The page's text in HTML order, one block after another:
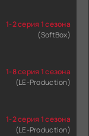
1-2 серия 1 сезона
(SoftBox)
1-8 серия 1 сезона
(LE-Production)
1-2 серия 1 сезона
(LE-Production)